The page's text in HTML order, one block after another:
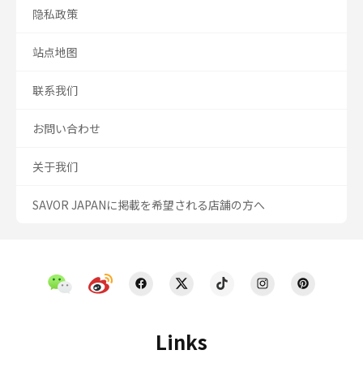
Links
隐私政策
站点地图
联系我们
お問い合わせ
关于我们
SAVOR JAPANに掲載を希望される店舗の方へ